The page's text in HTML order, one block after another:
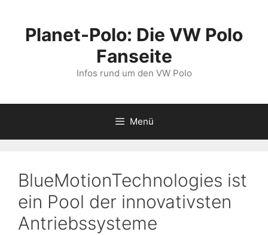
springenPlanet-Polo: Die VW Polo
Fanseite
Infos rund um den VW Polo
Menü
BlueMotionTechnologies ist
ein Pool der innovativsten
Antriebssysteme